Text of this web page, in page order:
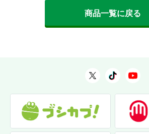
商品一覧に戻る